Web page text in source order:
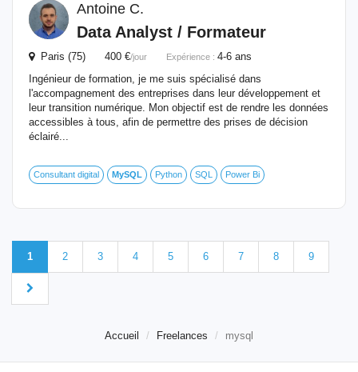
Antoine C.
Data Analyst / Formateur
Paris (75) 400 €/jour Expérience : 4-6 ans
Ingénieur de formation, je me suis spécialisé dans
l'accompagnement des entreprises dans leur développement et
leur transition numérique. Mon objectif est de rendre les données
accessibles à tous, afin de permettre des prises de décision
éclairé...
Consultant digital MySQL Python SQL Power Bi
1 2 3 4 5 6 7 8 9
Accueil Freelances mysql